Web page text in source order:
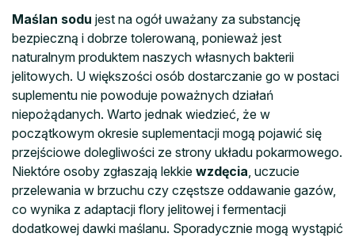
Maślan sodu jest na ogół uważany za substancję
bezpieczną i dobrze tolerowaną, ponieważ jest
naturalnym produktem naszych własnych bakterii
jelitowych. U większości osób dostarczanie go w postaci
suplementu nie powoduje poważnych działań
niepożądanych. Warto jednak wiedzieć, że w
początkowym okresie suplementacji mogą pojawić się
przejściowe dolegliwości ze strony układu pokarmowego.
Niektóre osoby zgłaszają lekkie wzdęcia , uczucie
przelewania w brzuchu czy częstsze oddawanie gazów,
co wynika z adaptacji flory jelitowej i fermentacji
dodatkowej dawki maślanu. Sporadycznie mogą wystąpić